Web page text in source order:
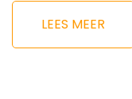
LEES MEER